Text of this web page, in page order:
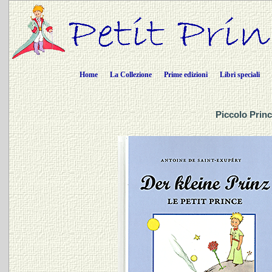
Home La Collezione Prime edizioni Libri speciali
Piccolo